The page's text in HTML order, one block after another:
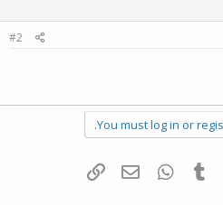
#2
You must log in or
Pinterest
Tumblr
WhatsAppדואר אלקטרוני